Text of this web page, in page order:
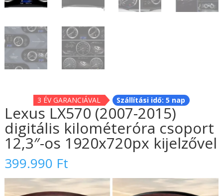
3 ÉV GARANCIÁVAL Szállítási idő: 5 nap
Lexus LX570 (2007-2015)
digitális kilométeróra csoport
12,3″-os 1920x720px kijelzővel
399.990 Ft